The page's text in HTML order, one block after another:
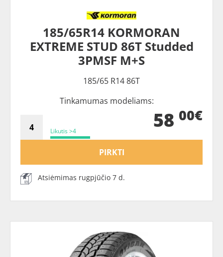
185/65R14 KORMORAN
EXTREME STUD 86T Studded
3PMSF M+S
185/65 R14 86T
Tinkamumas modeliams:
Likutis >4 58 00€
PIRKTI
Atsiėmimas rugpjūčio 7 d.